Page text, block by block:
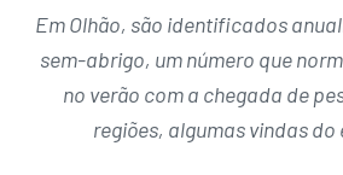
Em Olhão, são identificados
sem-abrigo, um número que
no verão com a chegada de
regiões, algumas vindas